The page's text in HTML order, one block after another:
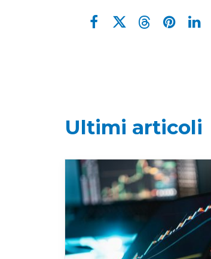
Ultimi articoli